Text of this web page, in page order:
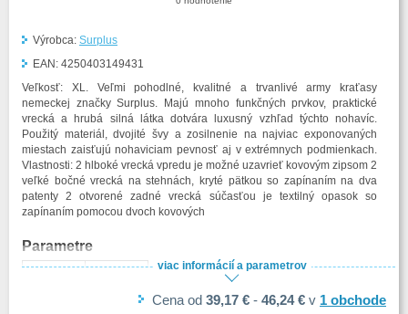
Výrobca: Surplus
EAN: 4250403149431
Veľkosť: XL. Veľmi pohodlné, kvalitné a trvanlivé army kraťasy
nemeckej značky Surplus. Majú mnoho funkčných prvkov, praktické
vrecká a hrubá silná látka dotvára luxusný vzhľad týchto nohavíc.
Použitý materiál, dvojité švy a zosilnenie na najviac exponovaných
miestach zaisťujú nohaviciam pevnosť aj v extrémnych podmienkach.
Vlastnosti: 2 hlboké vrecká vpredu je možné uzavrieť kovovým zipsom 2
veľké bočné vrecká na stehnách, kryté pätkou so zapínaním na dva
patenty 2 otvorené zadné vrecká súčasťou je textilný opasok so
zapínaním pomocou dvoch kovových
Parametre
viac informácií a parametrov
Cena od 39,17 € - 46,24 € v 1 obchode